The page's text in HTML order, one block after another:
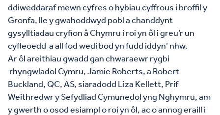
ddiweddaraf mewn cyfres o hybiau cyffrous i broffil y
Gronfa, lle y gwahoddwyd pobl a chanddynt
gysylltiadau cryfion â Chymru i roi yn ôl i greu’r un
cyfleoedd a all fod wedi bod yn fudd iddyn’ nhw.
Ar ôl areithiau gwadd gan chwaraewr rygbi
rhyngwladol Cymru, Jamie Roberts, a Robert
Buckland, QC, AS, siaradodd Liza Kellett, Prif
Weithredwr y Sefydliad Cymunedol yng Nghymru, am
y gwerth o osod esiampl o roi yn ôl, ac o annog eraill i